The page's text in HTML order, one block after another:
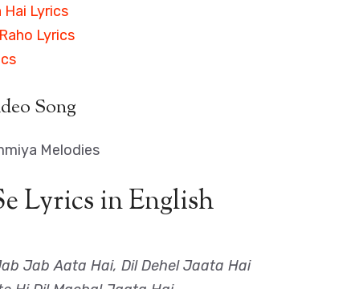
Hai Lyrics
Lyrics
Song
Melodies
Lyrics in English
Jab Aata Hai, Dil Dehel Jaata Hai